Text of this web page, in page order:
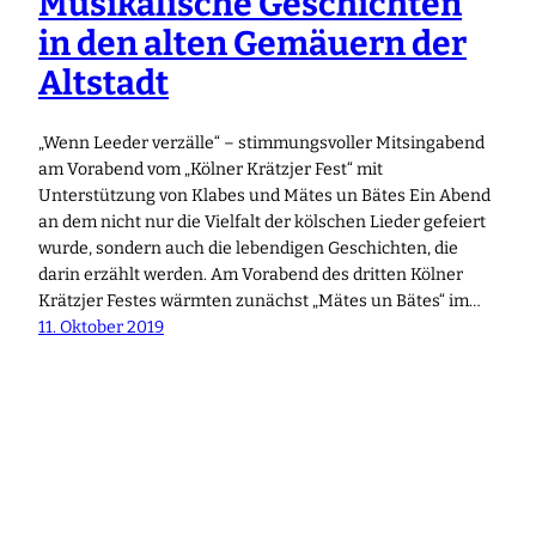
in den alten Gemäuern der
Altstadt
„Wenn Leeder verzälle“ – stimmungsvoller Mitsingabend
am Vorabend vom „Kölner Krätzjer Fest“ mit
Unterstützung von Klabes und Mätes un Bätes Ein Abend
an dem nicht nur die Vielfalt der kölschen Lieder gefeiert
wurde, sondern auch die lebendigen Geschichten, die
darin erzählt werden. Am Vorabend des dritten Kölner
Krätzjer Festes wärmten zunächst „Mätes un Bätes“ im…
11. Oktober 2019